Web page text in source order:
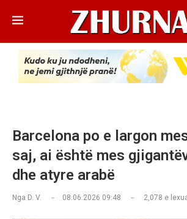
Barcelona po e largon
saj, ai është mes
dhe atyre arabë
Nga D. V. 08.06.2026 09:48 2,078 e